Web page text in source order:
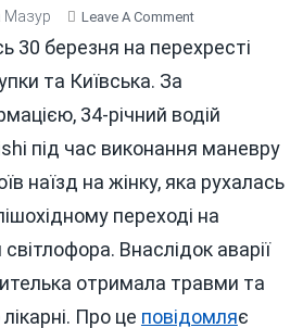
Мазур Leave A CommentOn
У
ВИХІДНИХ
СТАЛИСЯ
АВТОТРОЩІ
30 березня на перехресті
та Київська. За
34-річний водій
під час виконання маневру
наїзд на жінку, яка рухалась
переході на
Внаслідок аварії
отримала травми та
Про це повідомляє